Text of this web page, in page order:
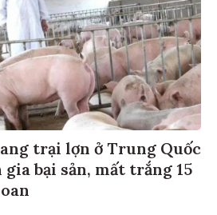
trại lợn ở Trung Quốc
bại sản, mất trắng 15